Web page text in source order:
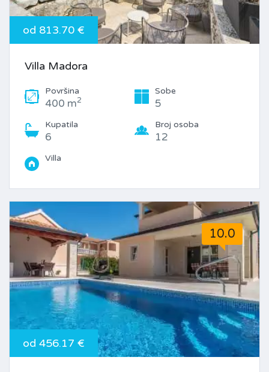
od 813.70 €
Villa Madora
Površina
400 m2
Sobe
5
Kupatila
6
Broj osoba
12
Villa
10.0
od 456.17 €